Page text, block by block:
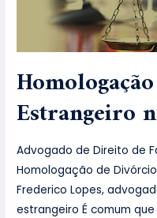
Estrangeiro
Advogado de Direito de
Homologação de
Frederico Lopes,
estrangeiro É comum